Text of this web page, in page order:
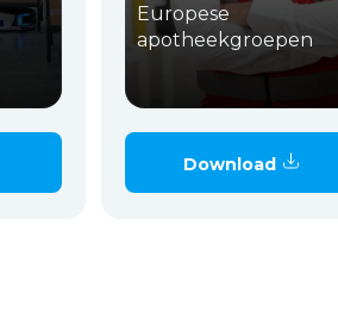
Europese
apotheekgroepen
Download